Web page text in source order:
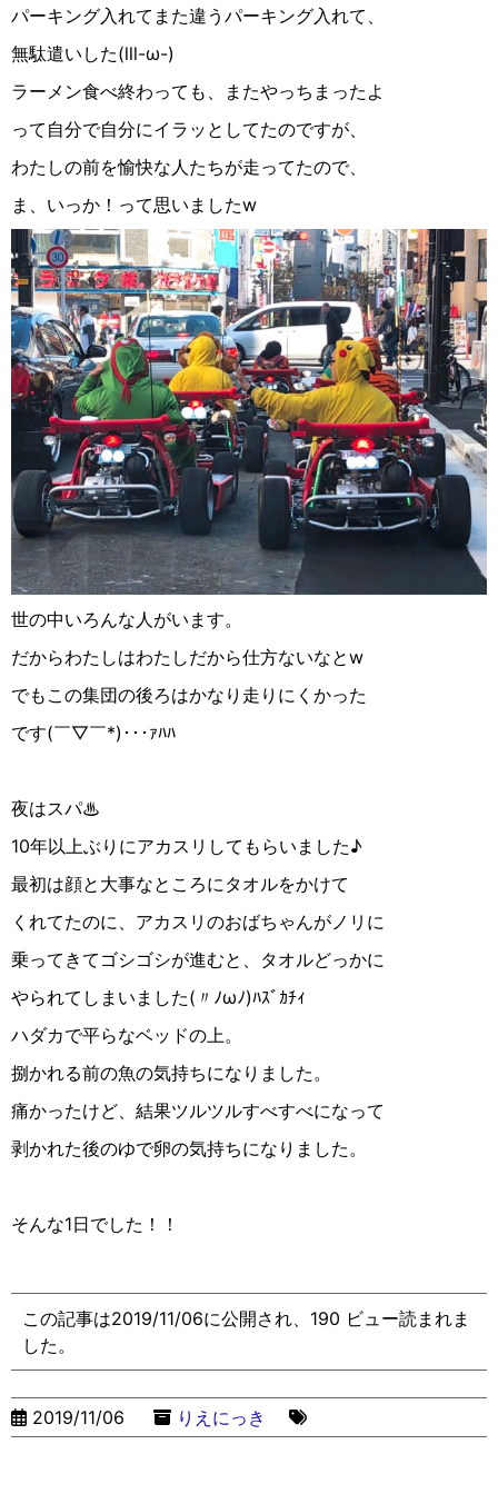
パーキング入れてまた違うパーキング入れて、
無駄遣いした(lll-ω-)
ラーメン食べ終わっても、またやっちまったよ
って自分で自分にイラッとしてたのですが、
わたしの前を愉快な人たちが走ってたので、
ま、いっか！って思いましたw
世の中いろんな人がいます。
だからわたしはわたしだから仕方ないなとw
でもこの集団の後ろはかなり走りにくかった
です(￣▽︎￣*) ･･･ｧﾊﾊ
夜はスパ♨︎
10年以上ぶりにアカスリしてもらいました♪
最初は顔と大事なところにタオルをかけて
くれてたのに、アカスリのおばちゃんがノリに
乗ってきてゴシゴシが進むと、タオルどっかに
やられてしまいました( 〃 ﾉωﾉ)ﾊｽﾞｶﾁｨ
ハダカで平らなベッドの上。
捌かれる前の魚の気持ちになりました。
痛かったけど、結果ツルツルすべすべになって
剥かれた後のゆで卵の気持ちになりました。
そんな1日でした！！
この記事は2019/11/06に公開され、190 ビュー読まれま
した。
2019/11/06 りえにっき